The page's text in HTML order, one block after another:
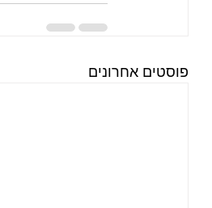
פוסטים אחרונים